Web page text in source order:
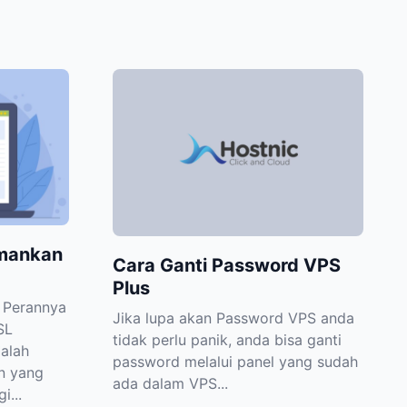
yang
Cara Ganti Password VPS
Plus
Jika lupa akan Password VPS anda
tidak perlu panik, anda bisa ganti
password melalui panel yang sudah
ada dalam VPS...